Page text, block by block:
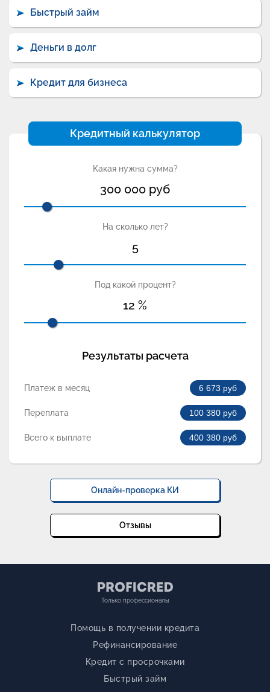
Быстрый займ
Деньги в долг
Кредит для бизнеса
Кредитный калькулятор
Какая нужна сумма?
300 000 руб
На сколько лет?
5
Под какой процент?
12 %
Результаты расчета
Платеж в месяц 6 673 руб
Переплата 100 380 руб
Всего к выплате 400 380 руб
Онлайн-проверка КИ
Отзывы
Только профессионалы
Помощь в получении кредита
Рефинансирование
Кредит с просрочками
Быстрый займ